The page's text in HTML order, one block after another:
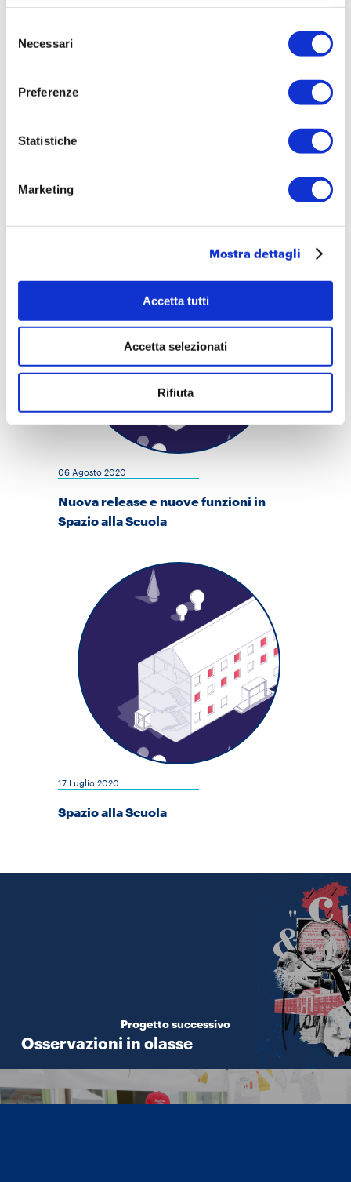
delNecessari
Preferenze
Statistiche
Marketing
Mostra dettagli
Accetta tutti
Accetta selezionati
Rifiuta
Politiche scolastiche
06 Agosto 2020
Nuova release e nuove funzioni in
Spazio alla Scuola
17 Luglio 2020
Spazio alla Scuola
Progetto successivo
Osservazioni in classe